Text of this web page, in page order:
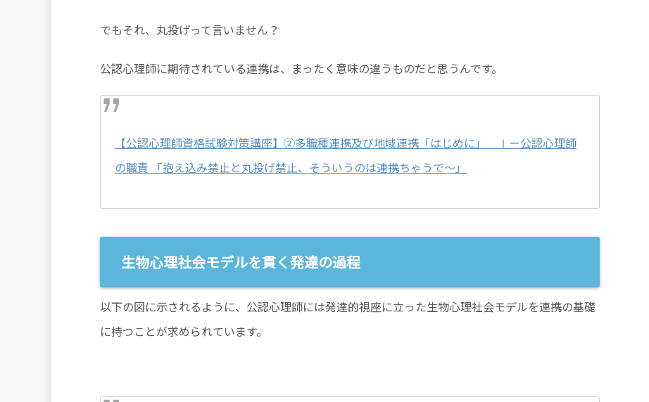
でもそれ、丸投げって言いません？
公認心理師に期待されている連携は、まったく意味の違うものだと思うんです。
【公認心理師資格試験対策講座】②多職種連携及び地域連携「はじめに」 Ⅰー公認心理師
の職責 「抱え込み禁止と丸投げ禁止、そういうのは連携ちゃうで〜」
生物心理社会モデルを貫く発達の過程
以下の図に示されるように、公認心理師には発達的視座に立った生物心理社会モデルを連携の基礎
に持つことが求められています。